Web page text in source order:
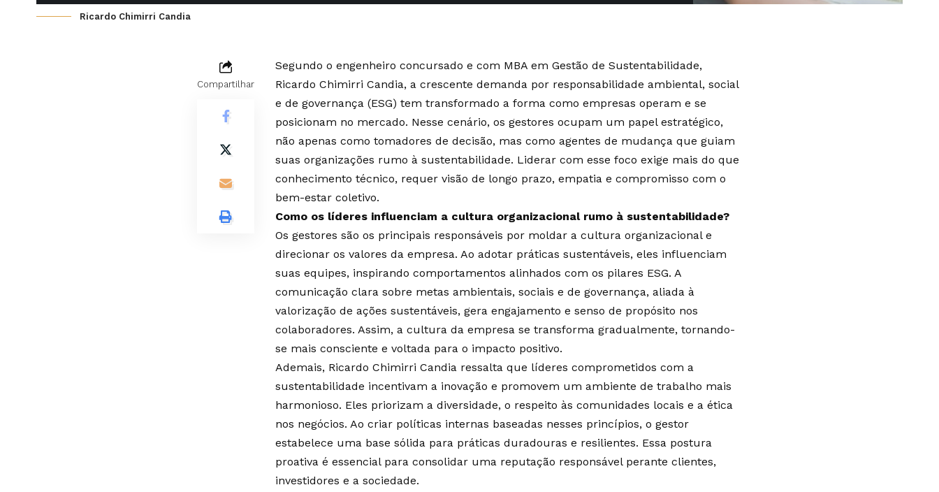
Ricardo Chimirri Candia
Compartilhar
Segundo o engenheiro concursado e com MBA em Gestão de Sustentabilidade,
Ricardo Chimirri Candia, a crescente demanda por responsabilidade ambiental, social
e de governança (ESG) tem transformado a forma como empresas operam e se
posicionam no mercado. Nesse cenário, os gestores ocupam um papel estratégico,
não apenas como tomadores de decisão, mas como agentes de mudança que guiam
suas organizações rumo à sustentabilidade. Liderar com esse foco exige mais do que
conhecimento técnico, requer visão de longo prazo, empatia e compromisso com o
bem-estar coletivo.
Como os líderes influenciam a cultura organizacional rumo à sustentabilidade?
Os gestores são os principais responsáveis por moldar a cultura organizacional e
direcionar os valores da empresa. Ao adotar práticas sustentáveis, eles influenciam
suas equipes, inspirando comportamentos alinhados com os pilares ESG. A
comunicação clara sobre metas ambientais, sociais e de governança, aliada à
valorização de ações sustentáveis, gera engajamento e senso de propósito nos
colaboradores. Assim, a cultura da empresa se transforma gradualmente, tornando-
se mais consciente e voltada para o impacto positivo.
Ademais, Ricardo Chimirri Candia ressalta que líderes comprometidos com a
sustentabilidade incentivam a inovação e promovem um ambiente de trabalho mais
harmonioso. Eles priorizam a diversidade, o respeito às comunidades locais e a ética
nos negócios. Ao criar políticas internas baseadas nesses princípios, o gestor
estabelece uma base sólida para práticas duradouras e resilientes. Essa postura
proativa é essencial para consolidar uma reputação responsável perante clientes,
investidores e a sociedade.